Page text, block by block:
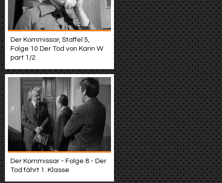
Der Kommissar, Staffel 5,
Folge 10 Der Tod von Karin W
part 1/2
Der Kommissar - Folge 8 - Der
Tod fährt 1. Klasse